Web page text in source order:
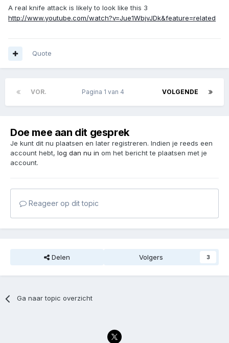
A real knife attack is likely to look like this 3
http://www.youtube.com/watch?v=Jue1WbjvJDk&feature=related
Quote
VOR. VOLGENDE
Pagina 1 van 4
Doe mee aan dit gesprek
Je kunt dit nu plaatsen en later registreren. Indien je reeds een
account hebt, log dan nu in om het bericht te plaatsen met je
account.
Reageer op dit topic
Delen Volgers 3
Ga naar topic overzicht